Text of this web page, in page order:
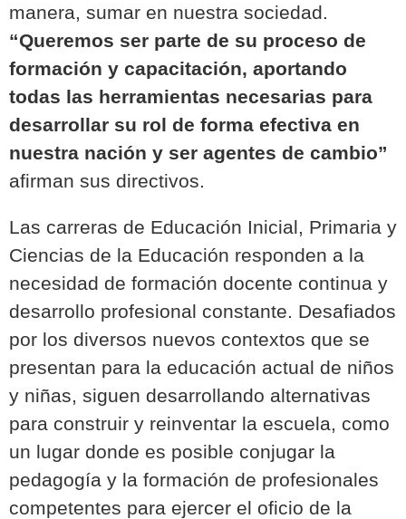
manera, sumar en nuestra sociedad.
“Queremos ser parte de su proceso de
formación y capacitación, aportando
todas las herramientas necesarias para
desarrollar su rol de forma efectiva en
nuestra nación y ser agentes de cambio”
afirman sus directivos.
Las carreras de Educación Inicial, Primaria y
Ciencias de la Educación responden a la
necesidad de formación docente continua y
desarrollo profesional constante. Desafiados
por los diversos nuevos contextos que se
presentan para la educación actual de niños
y niñas, siguen desarrollando alternativas
para construir y reinventar la escuela, como
un lugar donde es posible conjugar la
pedagogía y la formación de profesionales
competentes para ejercer el oficio de la